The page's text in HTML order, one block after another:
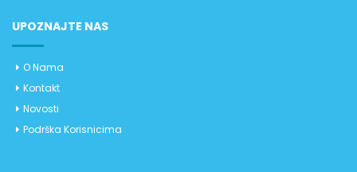
UPOZNAJTE NAS
O Nama
Kontakt
Novosti
Podrška Korisnicima